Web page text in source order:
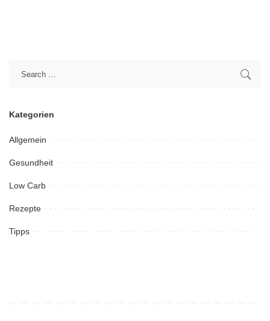
Kategorien
Allgemein
Gesundheit
Low Carb
Rezepte
Tipps